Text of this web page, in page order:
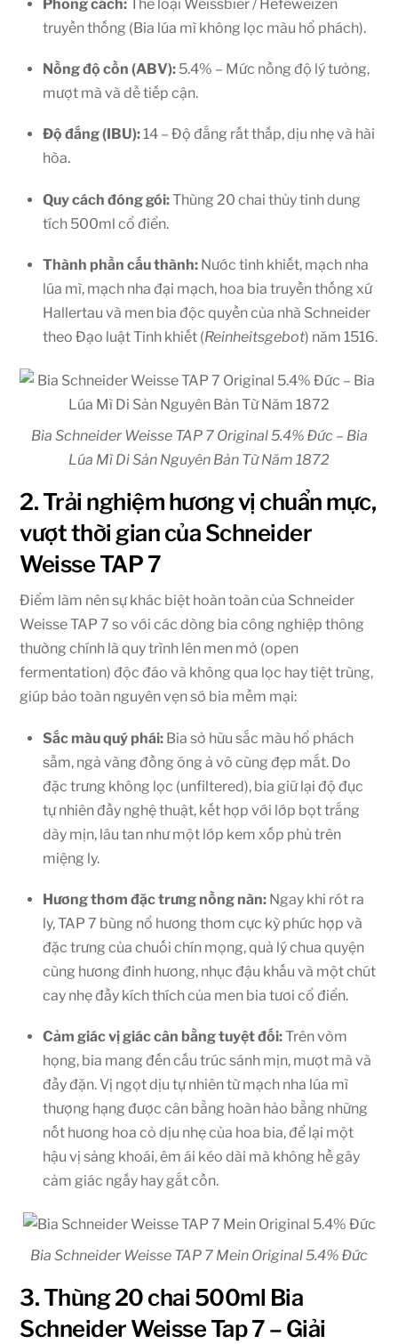
Phong cách: Thể loại Weissbier / Hefeweizen
truyền thống (Bia lúa mì không lọc màu hổ phách).
Nồng độ cồn (ABV): 5.4% – Mức nồng độ lý tưởng,
mượt mà và dễ tiếp cận.
Độ đắng (IBU):14 – Độ đắng rất thấp, dịu nhẹ và hài
hòa.
Quy cách đóng gói:Thùng 20 chai thủy tinh dung
tích 500ml cổ điển.
Thành phần cấu thành: Nước tinh khiết, mạch nha
lúa mì, mạch nha đại mạch, hoa bia truyền thống xứ
Hallertau và men bia độc quyền của nhà Schneider
theo Đạo luật Tinh khiết (Reinheitsgebot) năm 1516.
Bia Schneider Weisse TAP 7 Original 5.4% Đức – Bia
Lúa Mì Di Sản Nguyên Bản Từ Năm 1872
2. Trải nghiệm hương vị chuẩn mực,
vượt thời gian của Schneider
Weisse TAP 7
Điểm làm nên sự khác biệt hoàn toàn của Schneider
Weisse TAP 7 so với các dòng bia công nghiệp thông
thường chính là quy trình lên men mở (open
fermentation) độc đáo và không qua lọc hay tiệt trùng,
giúp bảo toàn nguyên vẹn sớ bia mềm mại:
Sắc màu quý phái: Bia sở hữu sắc màu hổ phách
sẫm, ngả vàng đồng óng ả vô cùng đẹp mắt. Do
đặc trưng không lọc (unfiltered), bia giữ lại độ đục
tự nhiên đầy nghệ thuật, kết hợp với lớp bọt trắng
dày mịn, lâu tan như một lớp kem xốp phủ trên
miệng ly.
Hương thơm đặc trưng nồng nàn: Ngay khi rót ra
ly, TAP 7 bùng nổ hương thơm cực kỳ phức hợp và
đặc trưng của chuối chín mọng, quả lý chua quyện
cùng hương đinh hương, nhục đậu khấu và một chút
cay nhẹ đầy kích thích của men bia tươi cổ điển.
Cảm giác vị giác cân bằng tuyệt đối:Trên vòm
họng, bia mang đến cấu trúc sánh mịn, mượt mà và
đầy đặn. Vị ngọt dịu tự nhiên từ mạch nha lúa mì
thượng hạng được cân bằng hoàn hảo bằng những
nốt hương hoa cỏ dịu nhẹ của hoa bia, để lại một
hậu vị sảng khoái, êm ái kéo dài mà không hề gây
cảm giác ngấy hay gắt cồn.
Bia Schneider Weisse TAP 7 Mein Original 5.4% Đức
3. Thùng 20 chai 500ml Bia
Schneider Weisse Tap 7 – Giải